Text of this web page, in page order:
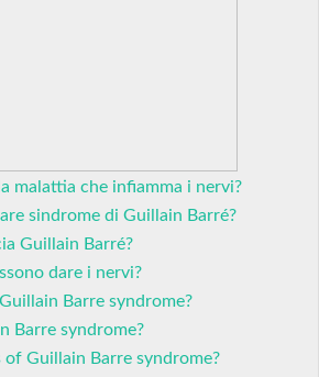
malattia che infiamma i nervi?
sindrome di Guillain Barré?
Guillain Barré?
dare i nervi?
Barre syndrome?
Barre syndrome?
of Guillain Barre syndrome?